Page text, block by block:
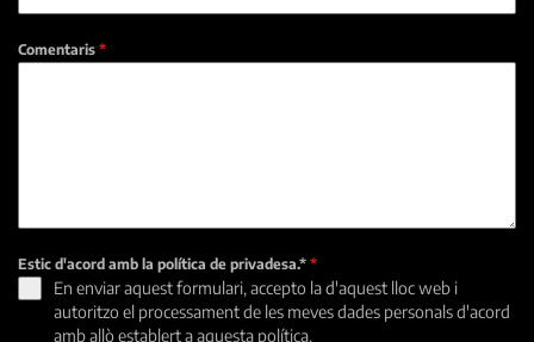
Comentaris *
Estic d'acord amb la política de privadesa.* *
En enviar aquest formulari, accepto la d'aquest lloc web i
autoritzo el processament de les meves dades personals d'acord
amb allò establert a aquesta política.